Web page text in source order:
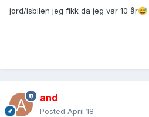
jord/isbilen jeg fikk da jeg var 10 år😅
and
Posted April 18